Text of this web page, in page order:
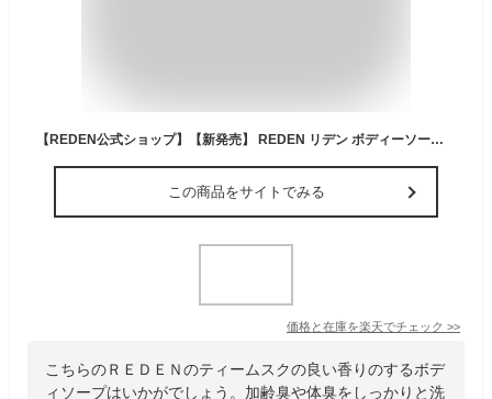
【REDEN公式ショップ】【新発売】 REDEN リデン ボディーソープ ティームスク 450ml | メンズ 男性 男性用 爽やか オイリー 加齢 脂性肌 乾燥肌 加齢臭 保湿 体臭 いい香り 皮脂汚れ ニオイ 汗 ギフト reden
この商品をサイトでみる
価格と在庫を楽天でチェック >>
こちらのＲＥＤＥＮのティームスクの良い香りのするボデ
ィソープはいかがでしょう。加齢臭や体臭をしっかりと洗